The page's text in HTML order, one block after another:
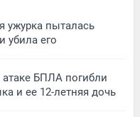
ужурка пыталась
убила его
БПЛА погибли
и ее 12-летняя дочь